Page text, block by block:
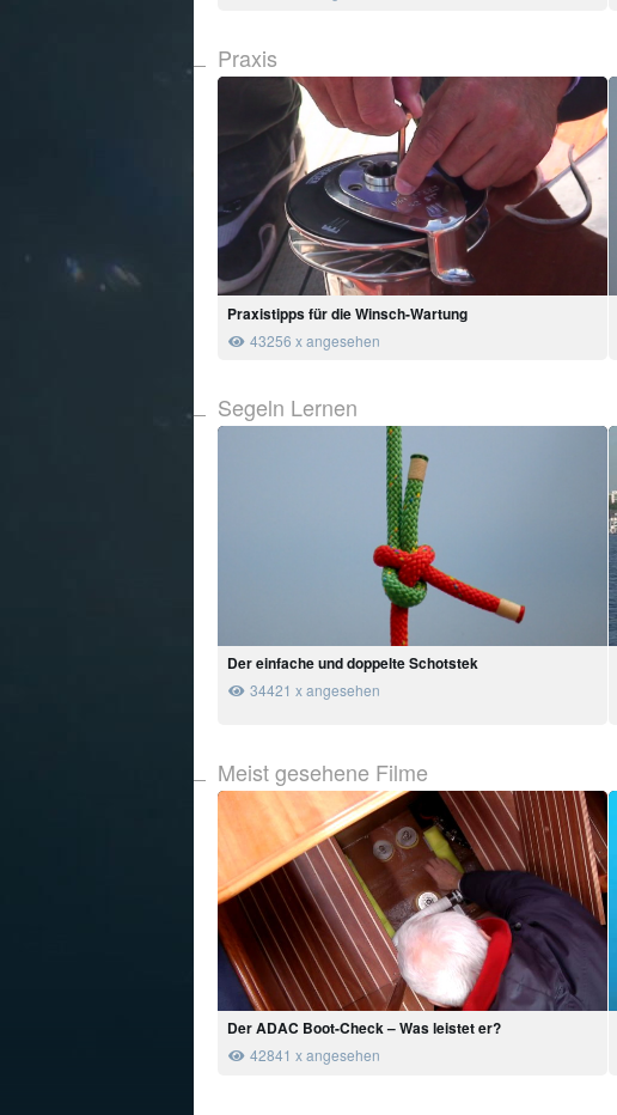
Praxis
Praxistipps für die Winsch-Wartung
43256 x angesehen
Segeln Lernen
Der einfache und doppelte Schotstek
34421 x angesehen
Meist gesehene Filme
Der ADAC Boot-Check – Was leistet er?
42841 x angesehen